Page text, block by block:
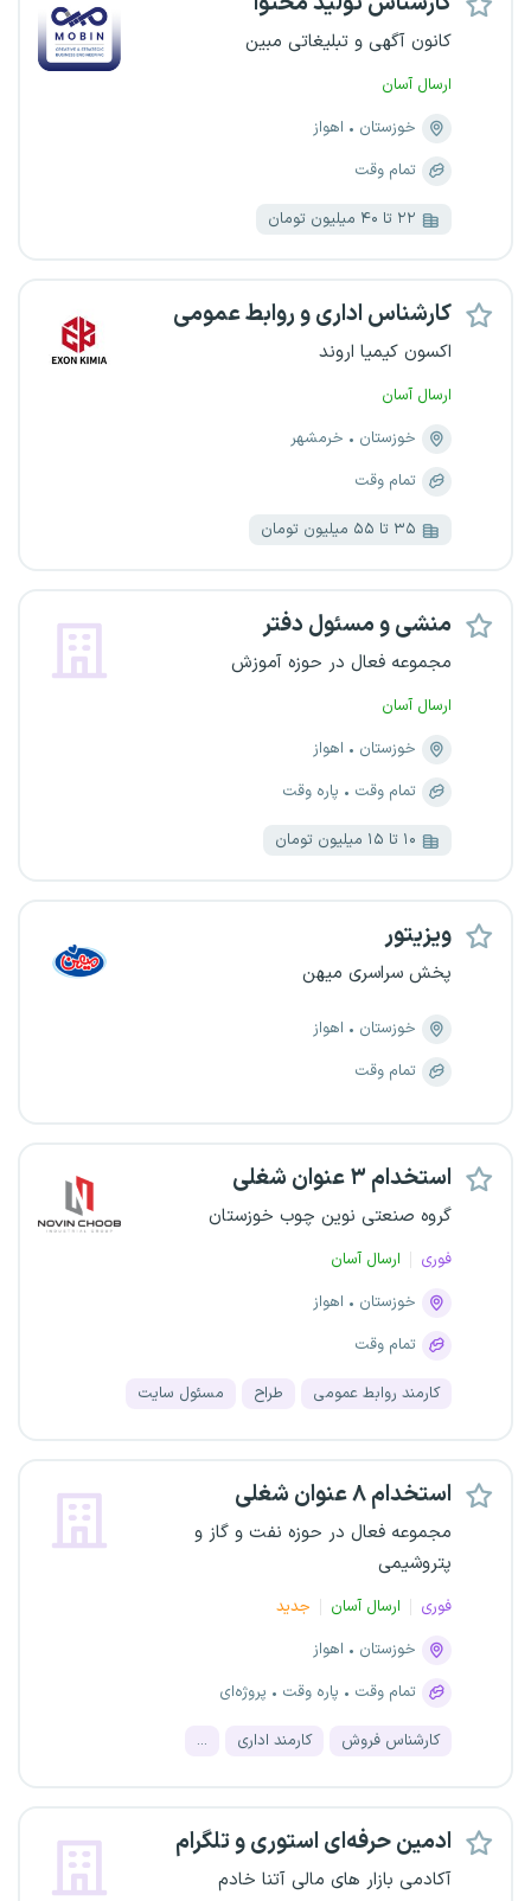
کانون آگهی و تبلیغاتی مبین
ارسال آسان
خوزستان
اهواز
تمام وقت
۲۲ تا ۴۰ میلیون تومان
کارشناس اداری و روابط عمومی
اکسون کیمیا اروند
ارسال آسان
خوزستان
خرمشهر
تمام وقت
۳۵ تا ۵۵ میلیون تومان
منشی و مسئول دفتر
مجموعه فعال در حوزه آموزش
ارسال آسان
خوزستان
اهواز
تمام وقت
پاره وقت
۱۰ تا ۱۵ میلیون تومان
ویزیتور
پخش سراسری میهن
خوزستان
اهواز
تمام وقت
استخدام ۳ عنوان شغلی
گروه صنعتی نوین چوب خوزستان
فوری
ارسال آسان
خوزستان
اهواز
تمام وقت
کارمند روابط عمومی طراح مسئول سایت
استخدام ۸ عنوان شغلی
مجموعه فعال در حوزه نفت و گاز و
پتروشیمی
فوری ارسال آسان
جدید
خوزستان
اهواز
تمام وقت
پاره وقت پروژه‌ای
کارشناس فروش کارمند اداری ...
ادمین حرفه‌ای استوری و تلگرام
آکادمی بازار های مالی آتنا خادم